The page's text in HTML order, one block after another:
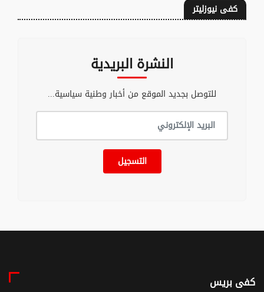
كفى نيوزليتر
النشرة البريدية
للتوصل بجديد الموقع من أخبار وطنية سياسية...
التسجيل
كفى بريس